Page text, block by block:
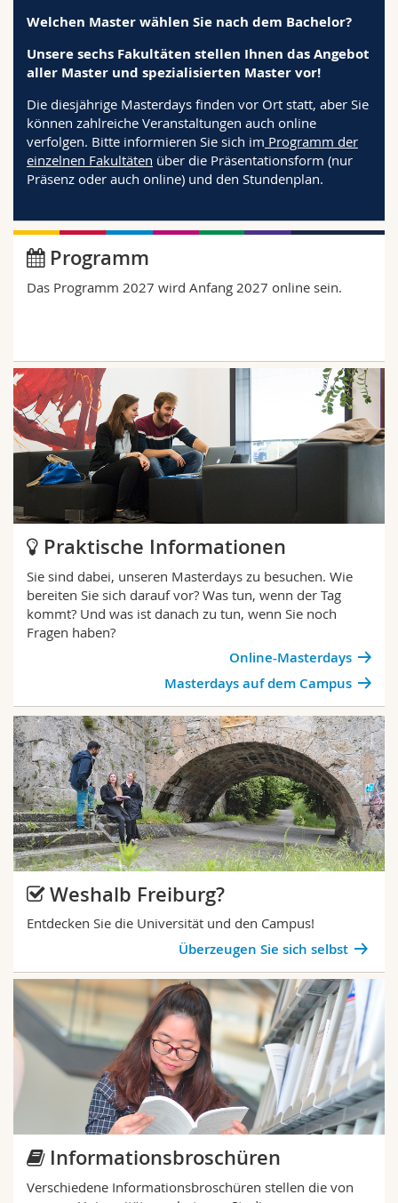
Interfakultär
Mitarbeitende
Doktorierende
Webmail
Vorlesungsverzeichnis
MyUnifr
Welchen Master wählen Sie nach dem Bachelor?
Unsere sechs Fakultäten stellen Ihnen das Angebot
aller Master und spezialisierten Master vor!
Die diesjährige Masterdays finden vor Ort statt, aber Sie
können zahlreiche Veranstaltungen auch online
verfolgen. Bitte informieren Sie sich im Programm der
einzelnen Fakultäten über die Präsentationsform (nur
Präsenz oder auch online) und den Stundenplan.
Programm
Das Programm 2027 wird Anfang 2027 online sein.
Praktische Informationen
Sie sind dabei, unseren Masterdays zu besuchen. Wie
bereiten Sie sich darauf vor? Was tun, wenn der Tag
kommt? Und was ist danach zu tun, wenn Sie noch
Fragen haben?
Online-Masterdays
Masterdays auf dem Campus
Weshalb Freiburg?
Entdecken Sie die Universität und den Campus!
Überzeugen Sie sich selbst
Informationsbroschüren
Verschiedene Informationsbroschüren stellen die von